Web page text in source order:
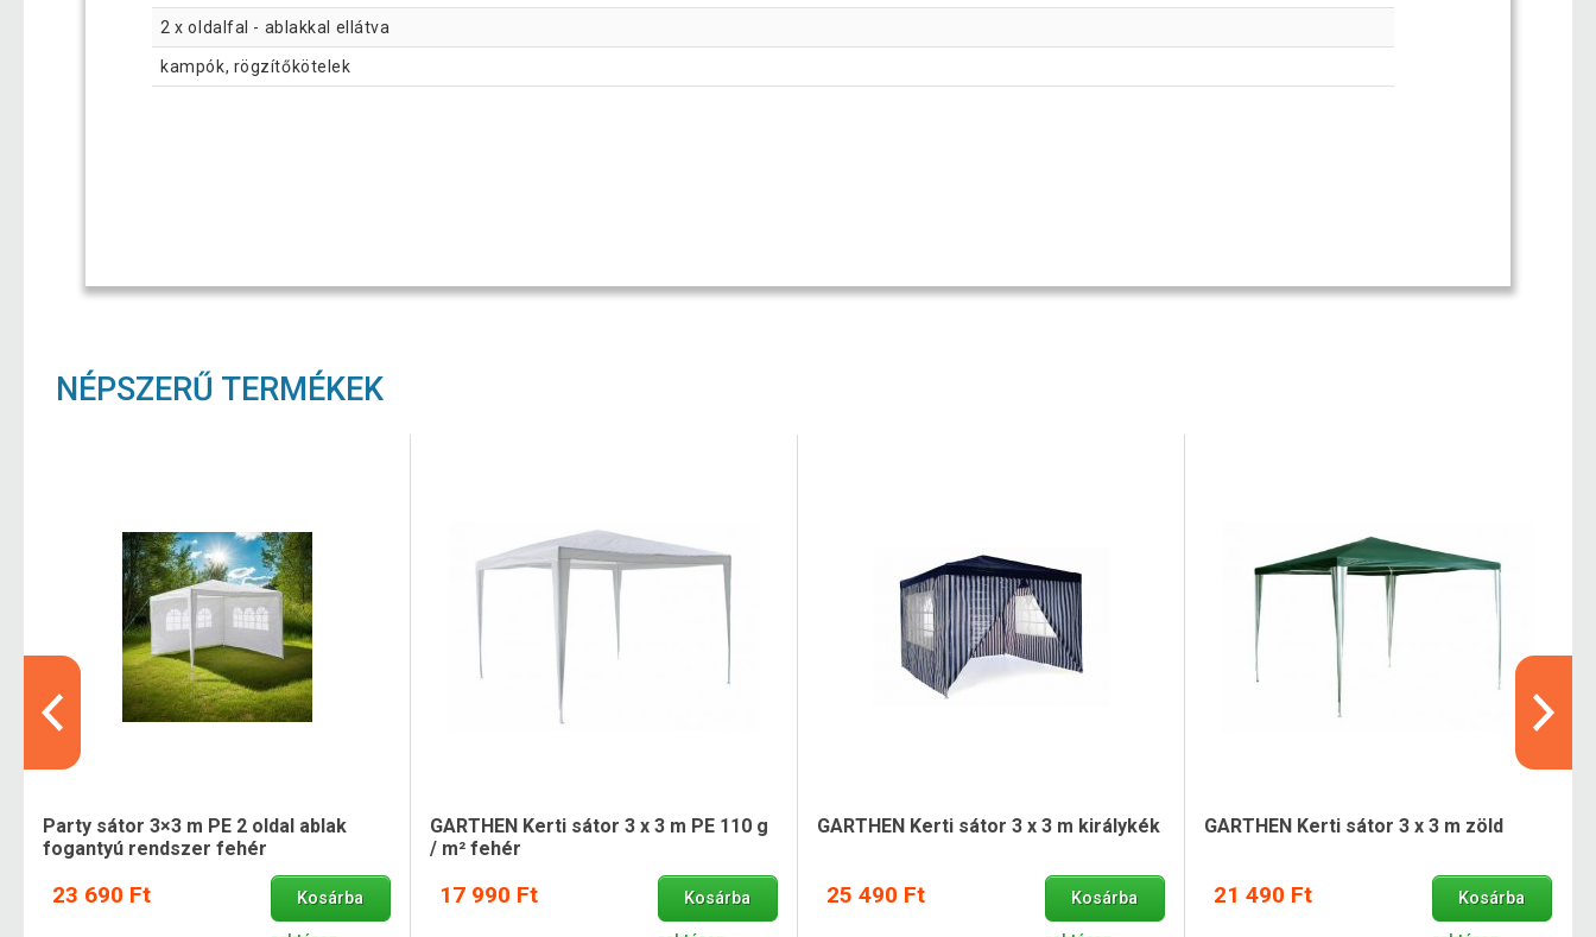
2 x oldalfal - ablakkal ellátva
kampók, rögzítőkötelek
NÉPSZERŰ TERMÉKEK
Party sátor 3×3 m PE 2 oldal ablak
fogantyú rendszer fehér
23 690 Ft Kosárba
GARTHEN Kerti sátor 3 x 3 m PE 110 g
/ m² fehér
17 990 Ft Kosárba
GARTHEN Kerti sátor 3 x 3 m királykék
25 490 Ft Kosárba
GARTHEN Kerti sátor 3 x 3 m zöld
21 490 Ft Kosárba